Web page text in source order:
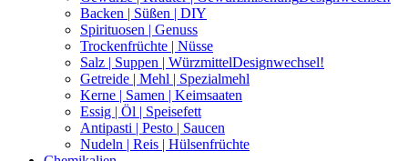
Backen | Süßen | DIY
Spirituosen | Genuss
Trockenfrüchte | Nüsse
Salz | Suppen | WürzmittelDesignwechsel!
Getreide | Mehl | Spezialmehl
Kerne | Samen | Keimsaaten
Essig | Öl | Speisefett
Antipasti | Pesto | Saucen
Nudeln | Reis | Hülsenfrüchte